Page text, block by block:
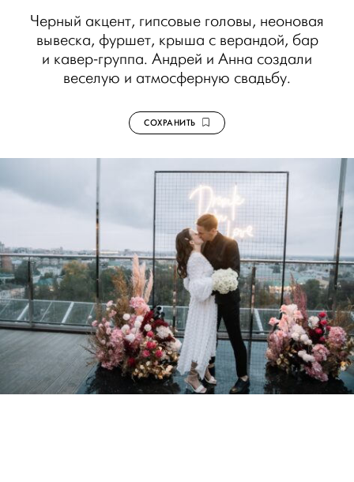
Черный акцент, гипсовые головы, неоновая
вывеска, фуршет, крыша с верандой, бар
и кавер-группа. Андрей и Анна создали
веселую и атмосферную свадьбу.
СОХРАНИТЬ